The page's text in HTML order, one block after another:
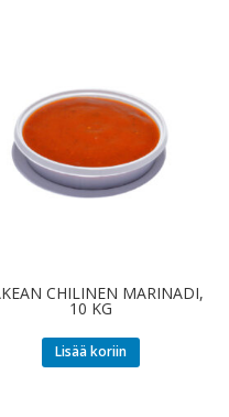
CHILINEN MARINADI,
10 KG
Lisää koriin